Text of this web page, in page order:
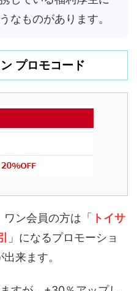
なものがあります。
プロモコード
ン会員の方は「
トイサ
」になるプロモーショ
来ます。